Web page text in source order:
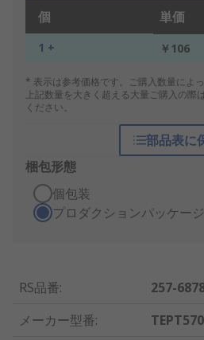
個 単価
1 + ￥106
* 表示は参考価格です。ご購入数量によ
上記数量を大きく超える大量ご購入の際
ください。
部品表に
梱包形態
個包装
プロダクションパッケー
RS品番:
257-
メーカー型番: